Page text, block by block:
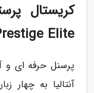
Elite
پرسنل حرفه ای و
آنتالیا به چهار